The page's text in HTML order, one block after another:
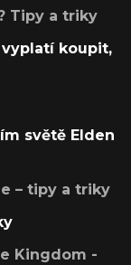
Tipy a triky
vyplatí koupit,
světě Elden
– tipy a triky
Kingdom -